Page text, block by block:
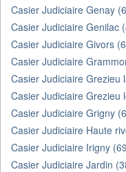
Casier Judiciaire Genay
Casier Judiciaire Genilac
Casier Judiciaire Givors
Casier Judiciaire
Casier Judiciaire Grezieu
Casier Judiciaire Grezieu
Casier Judiciaire Grigny
Casier Judiciaire Haute
Casier Judiciaire Irigny
Casier Judiciaire Jardin